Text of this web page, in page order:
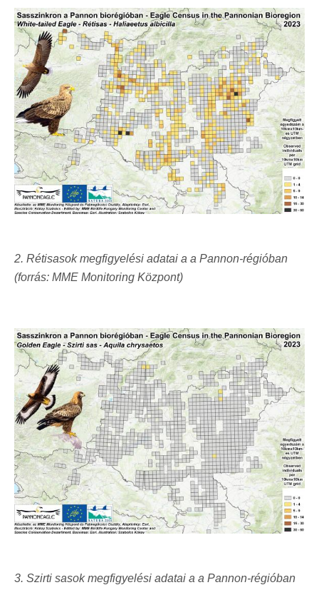
2. Rétisasok megfigyelési adatai a a Pannon-régióban
(forrás: MME Monitoring Központ)
3. Szirti sasok megfigyelési adatai a a Pannon-régióban